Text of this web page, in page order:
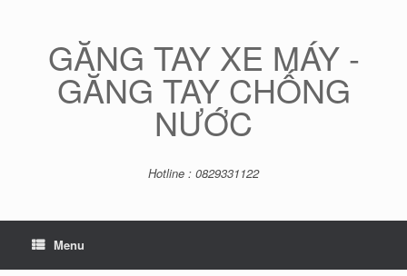
GĂNG TAY XE MÁY -
GĂNG TAY CHỐNG
NƯỚC
Hotline : 0829331122
Menu